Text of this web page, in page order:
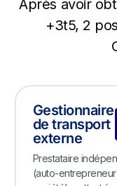
Après avoir
+3t5, 2
Gestionnaire
de transport
externe
Prestataire
(auto-